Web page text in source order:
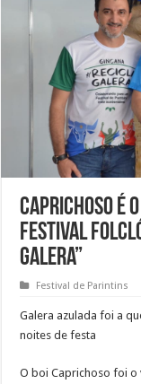
Caprichoso é
Festival
Galera”
Festival de Parintins
Galera azulada foi a
noites de festa
O boi Caprichoso foi o